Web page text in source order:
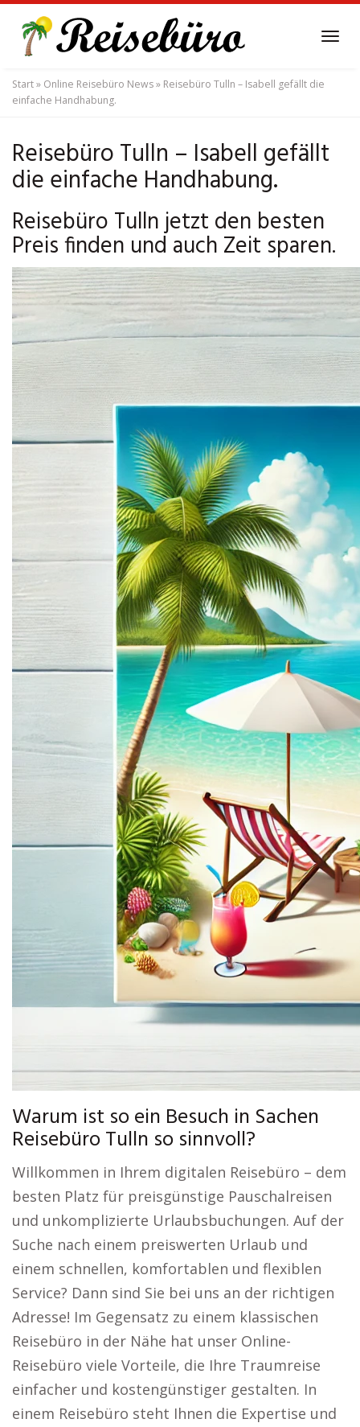
main
content
Start» Online Reisebüro News» Reisebüro Tulln – Isabell gefällt die
einfache Handhabung.
Reisebüro Tulln – Isabell gefällt
die einfache Handhabung.
Reisebüro Tulln jetzt den besten
Preis finden und auch Zeit sparen.
Warum ist so ein Besuch in Sachen
Reisebüro Tulln so sinnvoll?
Willkommen in Ihrem digitalen Reisebüro – dem
besten Platz für preisgünstige Pauschalreisen
und unkomplizierte Urlaubsbuchungen. Auf der
Suche nach einem preiswerten Urlaub und
einem schnellen, komfortablen und flexiblen
Service? Dann sind Sie bei uns an der richtigen
Adresse! Im Gegensatz zu einem klassischen
Reisebüro in der Nähe hat unser Online-
Reisebüro viele Vorteile, die Ihre Traumreise
einfacher und kostengünstiger gestalten. In
einem Reisebüro steht Ihnen die Expertise und